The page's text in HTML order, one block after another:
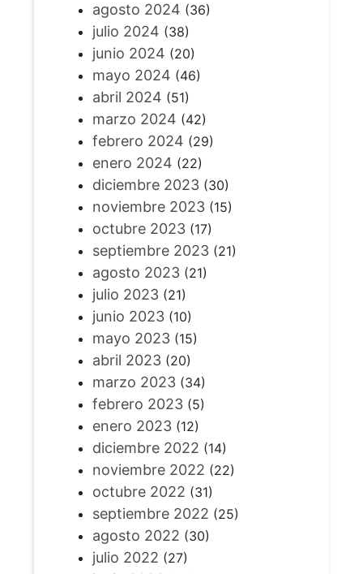
agosto 2024 (36)
julio 2024 (38)
junio 2024 (20)
mayo 2024 (46)
abril 2024 (51)
marzo 2024 (42)
febrero 2024 (29)
enero 2024 (22)
diciembre 2023(30)
noviembre 2023(15)
octubre 2023(17)
septiembre 2023(21)
agosto 2023(21)
julio 2023(21)
junio 2023(10)
mayo 2023(15)
abril 2023(20)
marzo 2023(34)
febrero 2023(5)
enero 2023(12)
diciembre 2022 (14)
noviembre 2022 (22)
octubre 2022 (31)
septiembre 2022 (25)
agosto 2022 (30)
julio 2022 (27)